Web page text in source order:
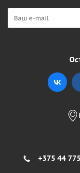
+375 44